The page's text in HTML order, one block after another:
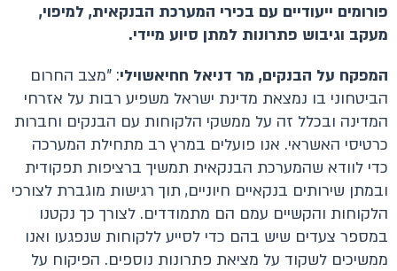
פורומים ייעודיים עם בכירי המערכת הבנקאית, למיפוי,
מעקב וגיבוש פתרונות למתן סיוע מיידי.
המפקח על הבנקים, מר דניאל חחיאשוילי: "מצב החרום
הביטחוני בו נמצאת מדינת ישראל משפיע רבות על אזרחי
המדינה ובכלל זה על ממשקי הלקוחות עם הבנקים וחברות
כרטיסי האשראי. אנו פועלים במרץ רב מתחילת המערכה
כדי לוודא שהמערכת הבנקאית תמשיך ברציפות תפקודית
ובמתן שירותים בנקאיים חיוניים, תוך רגישות מוגברת לצורכי
הלקוחות והקשיים עמם הם מתמודדים. לצורך כך נקטנו
במספר צעדים שיש בהם כדי לסייע ללקוחות שנפגעו ואנו
ממשיכים לשקוד על מציאת פתרונות נוספים. הפיקוח על